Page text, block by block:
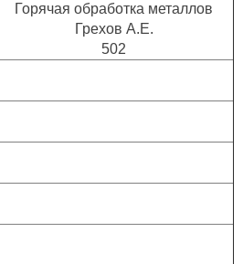
Горячая обработка металлов
Грехов А.Е.
502